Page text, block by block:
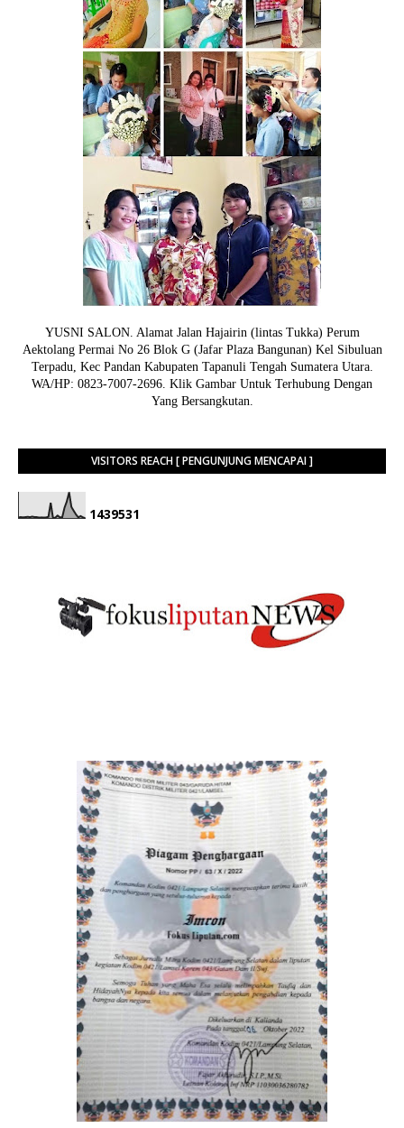
YUSNI SALON. Alamat Jalan Hajairin (lintas Tukka) Perum
Aektolang Permai No 26 Blok G (Jafar Plaza Bangunan) Kel Sibuluan
Terpadu, Kec Pandan Kabupaten Tapanuli Tengah Sumatera Utara.
WA/HP: 0823-7007-2696. Klik Gambar Untuk Terhubung Dengan
Yang Bersangkutan.
VISITORS REACH [ PENGUNJUNG MENCAPAI ]
1439531